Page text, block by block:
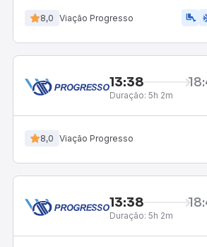
8,0 Viação Progresso airline_seat_legroom_extra
13:38
Duração: 5h 2m
8,0 Viação Progresso
13:38
Duração: 5h 2m